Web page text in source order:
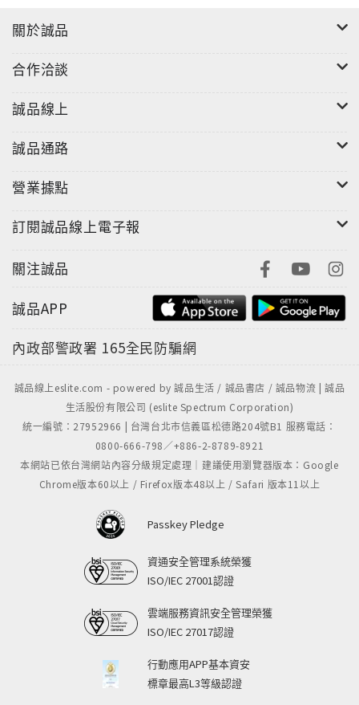
關於誠品
合作洽談
誠品線上
誠品通路
營業據點
訂閱誠品線上電子報
關注誠品
誠品APP
內政部警政署 165全民防騙網
誠品線上eslite.com - powered by 誠品生活 / 誠品書店 / 誠品物流 | 誠品
生活股份有限公司 (eslite Spectrum Corporation)
統一編號：27952966 | 台灣台北市信義區松德路204號B1 服務電話：
0800-666-798／+886-2-8789-8921
本網站已依台灣網站內容分級規定處理｜建議使用瀏覽器版本：Google
Chrome版本60以上 / Firefox版本48以上 / Safari 版本11以上
Passkey Pledge
資通安全管理系統榮獲
ISO/IEC 27001認證
雲端服務資訊安全管理榮獲
ISO/IEC 27017認證
行動應用APP基本資安
標章最高L3等級認證